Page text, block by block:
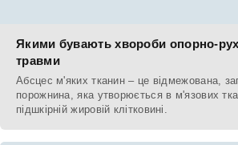
Якими бувають хвороби опорно-
травми
Абсцес м'яких тканин – це відмежована,
порожнина, яка утворюється в м'язових
підшкірній жировій клітковині.